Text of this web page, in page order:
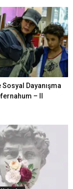
Sosyal Dayanışma
– II